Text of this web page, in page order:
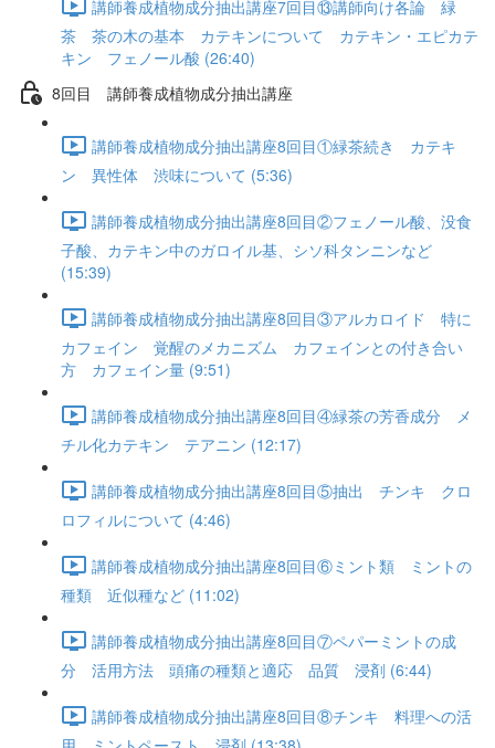
講師養成植物成分抽出講座7回目⑬講師向け各論 緑
茶 茶の木の基本 カテキンについて カテキン・エピカテ
キン フェノール酸 (26:40)
8回目 講師養成植物成分抽出講座
講師養成植物成分抽出講座8回目①緑茶続き カテキ
ン 異性体 渋味について (5:36)
講師養成植物成分抽出講座8回目②フェノール酸、没食
子酸、カテキン中のガロイル基、シソ科タンニンなど
(15:39)
講師養成植物成分抽出講座8回目③アルカロイド 特に
カフェイン 覚醒のメカニズム カフェインとの付き合い
方 カフェイン量 (9:51)
講師養成植物成分抽出講座8回目④緑茶の芳香成分 メ
チル化カテキン テアニン (12:17)
講師養成植物成分抽出講座8回目⑤抽出 チンキ クロ
ロフィルについて (4:46)
講師養成植物成分抽出講座8回目⑥ミント類 ミントの
種類 近似種など (11:02)
講師養成植物成分抽出講座8回目⑦ペパーミントの成
分 活用方法 頭痛の種類と適応 品質 浸剤 (6:44)
講師養成植物成分抽出講座8回目⑧チンキ 料理への活